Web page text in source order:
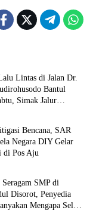
Lintas di Jalan Dr.
Bantul
Simak Jalur
Bencana, SAR
Negara DIY Gelar
di Pos Aju
Seragam SMP di
Disorot, Penyedia
Mengapa Selalu